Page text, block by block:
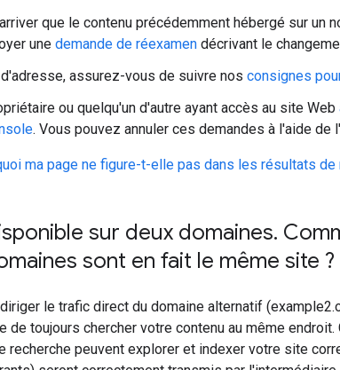
que le contenu précédemment hébergé sur un
une demande de réexamen décrivant le
d'adresse, assurez-vous de suivre nos consignes
ou quelqu'un d'autre ayant accès au site Web
. Vous pouvez annuler ces demandes à l'aide de l'
ma page ne figure-t-elle pas dans les résultats de
sur deux domaines.
sont en fait le même site ?
le trafic direct du domaine alternatif
de toujours chercher votre contenu au même
recherche peuvent explorer et indexer votre site